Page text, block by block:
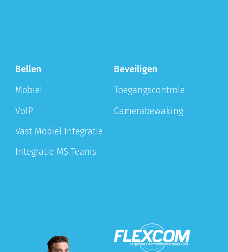
Bellen
Mobiel
VoIP
Vast Mobiel Integratie
Integratie MS Teams
Beveiligen
Toegangscontrole
Camerabewaking